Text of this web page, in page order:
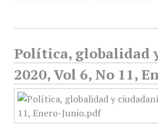
Política, globalidad
2020, Vol 6, No 11,